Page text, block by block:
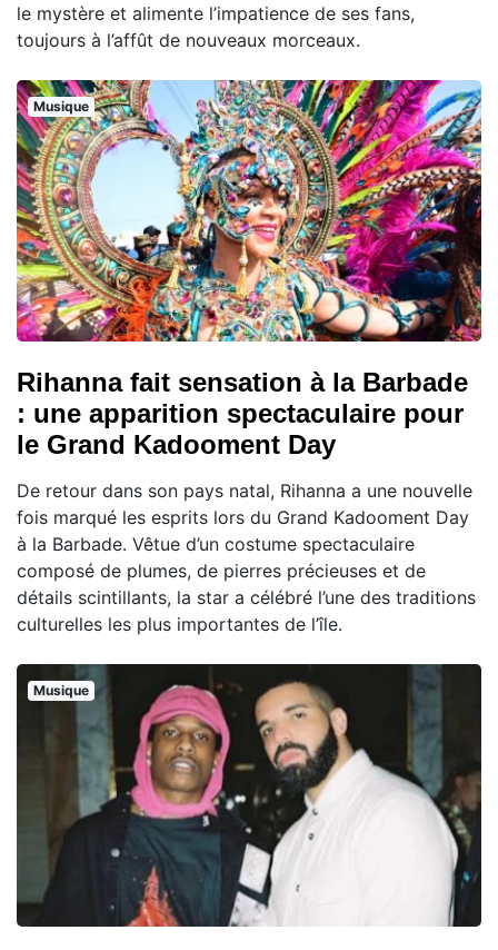
le mystère et alimente l’impatience de ses fans,
toujours à l’affût de nouveaux morceaux.
Musique
Rihanna fait sensation à la Barbade
: une apparition spectaculaire pour
le Grand Kadooment Day
De retour dans son pays natal, Rihanna a une nouvelle
fois marqué les esprits lors du Grand Kadooment Day
à la Barbade. Vêtue d’un costume spectaculaire
composé de plumes, de pierres précieuses et de
détails scintillants, la star a célébré l’une des traditions
culturelles les plus importantes de l’île.
Musique